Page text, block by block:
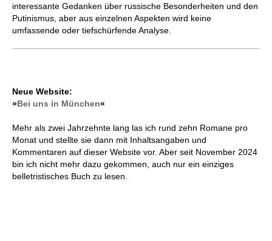
interessante Gedanken über russische Besonderheiten und den
Putinismus, aber aus einzelnen Aspekten wird keine
umfassende oder tiefschürfende Analyse.
Neue Website:
»Bei uns in München«
Mehr als zwei Jahrzehnte lang las ich rund zehn Romane pro
Monat und stellte sie dann mit Inhaltsangaben und
Kommentaren auf dieser Website vor. Aber seit November 2024
bin ich nicht mehr dazu gekommen, auch nur ein einziges
belletristisches Buch zu lesen.